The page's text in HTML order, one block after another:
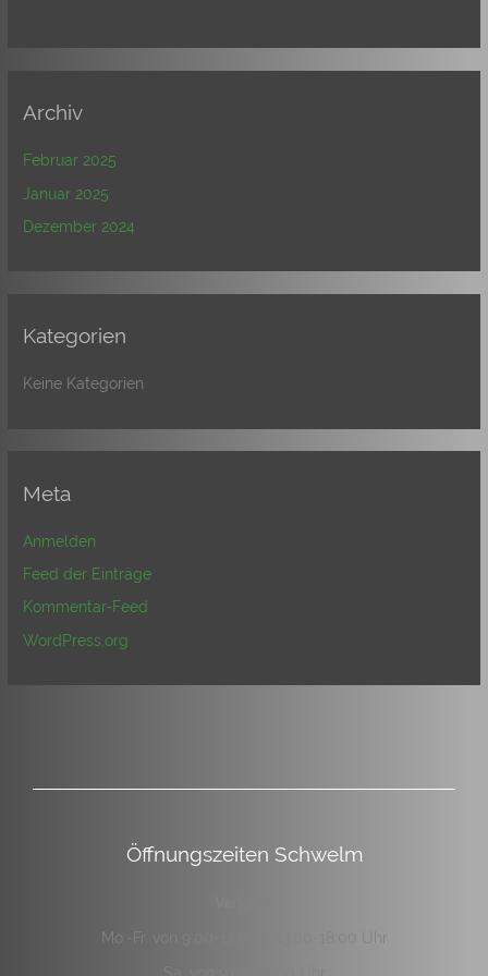
Archiv
Februar 2025
Januar 2025
Dezember 2024
Kategorien
Keine Kategorien
Meta
Anmelden
Feed der Einträge
Kommentar-Feed
WordPress.org
Öffnungszeiten Schwelm
Mo.-Fr. von 9:00-12:00 & 13:00-18:00 Uhr